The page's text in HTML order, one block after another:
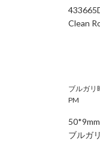
Clean
ブルガリ
PM
ブルガ